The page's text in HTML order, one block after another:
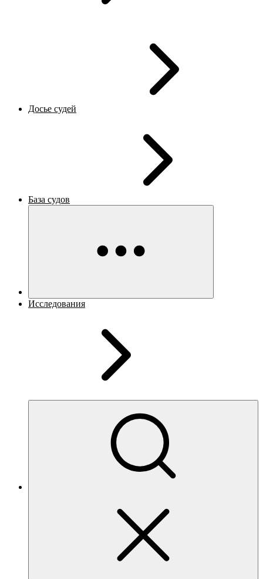
Досье судей
База судов
Исследования